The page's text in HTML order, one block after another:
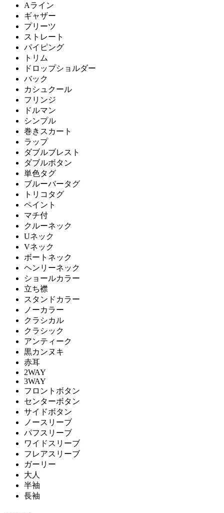
Aライン
ギャザー
プリーツ
ストレート
パイピング
トリム
ドロップショルダー
バック
カシュクール
フリンジ
ドルマン
シンプル
巻きスカート
ラップ
ダブルブレスト
ダブルボタン
単色タグ
ブルーバータグ
トリコタグ
ペイント
マチ付
クルーネック
Uネック
Vネック
ボートネック
ヘンリーネック
ショールカラー
立ち襟
スタンドカラー
ノーカラー
クラシカル
クラシック
アンティーク
黒カンヌキ
赤耳
2WAY
3WAY
フロントボタン
センターボタン
サイドボタン
ノースリーブ
パフスリーブ
ワイドスリーブ
フレアスリーブ
ガーリー
大人
半袖
長袖